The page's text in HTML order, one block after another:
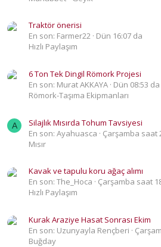
Traktör önerisi
En son: Farmer22 Dün 16:07 da
Hızlı Paylaşım
6 Ton Tek Dingil Römork Projesi
En son: Murat AKKAYA Dün 08:53 da
Römork-Taşıma Ekipmanları
A
Silajlık Mısırda Tohum Tavsiyesi
En son: Ayahuasca
Çarşamba saat
Mısır
Kavak ve tapulu koru ağaç alımı
En son: The_Hoca
Çarşamba saat
Hızlı Paylaşım
Kurak Araziye Hasat Sonrası Ekim
En son: Uzunyayla Rençberi
Buğday